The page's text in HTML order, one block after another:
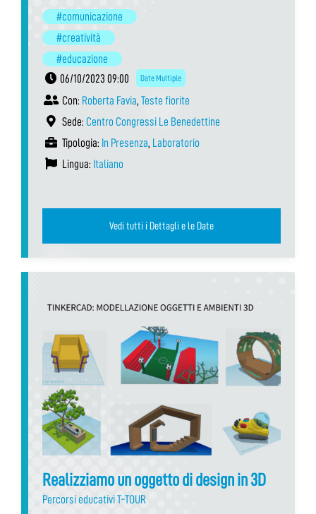
#comunicazione
#creatività
#educazione
06/10/2023 09:00
Date Multiple
Con: Roberta Favia, Teste fiorite
Sede: Centro Congressi Le Benedettine
Tipologia: In Presenza, Laboratorio
Lingua: Italiano
Vedi tutti i Dettagli e le Date
Realizziamo un oggetto di design in 3D
Percorsi educativi T-TOUR